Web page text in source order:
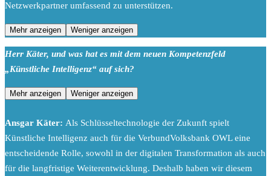
Netzwerkpartner umfassend zu unterstützen.
Mehr anzeigen Weniger anzeigen
Herr Käter, und was hat es mit dem neuen Kompetenzfeld
„Künstliche Intelligenz“ auf sich?
Mehr anzeigen Weniger anzeigen
Ansgar Käter: Als Schlüsseltechnologie der Zukunft spielt
Künstliche Intelligenz auch für die VerbundVolksbank OWL eine
entscheidende Rolle, sowohl in der digitalen Transformation als auch
für die langfristige Weiterentwicklung. Deshalb haben wir diesem